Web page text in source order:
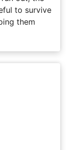
to survive
them